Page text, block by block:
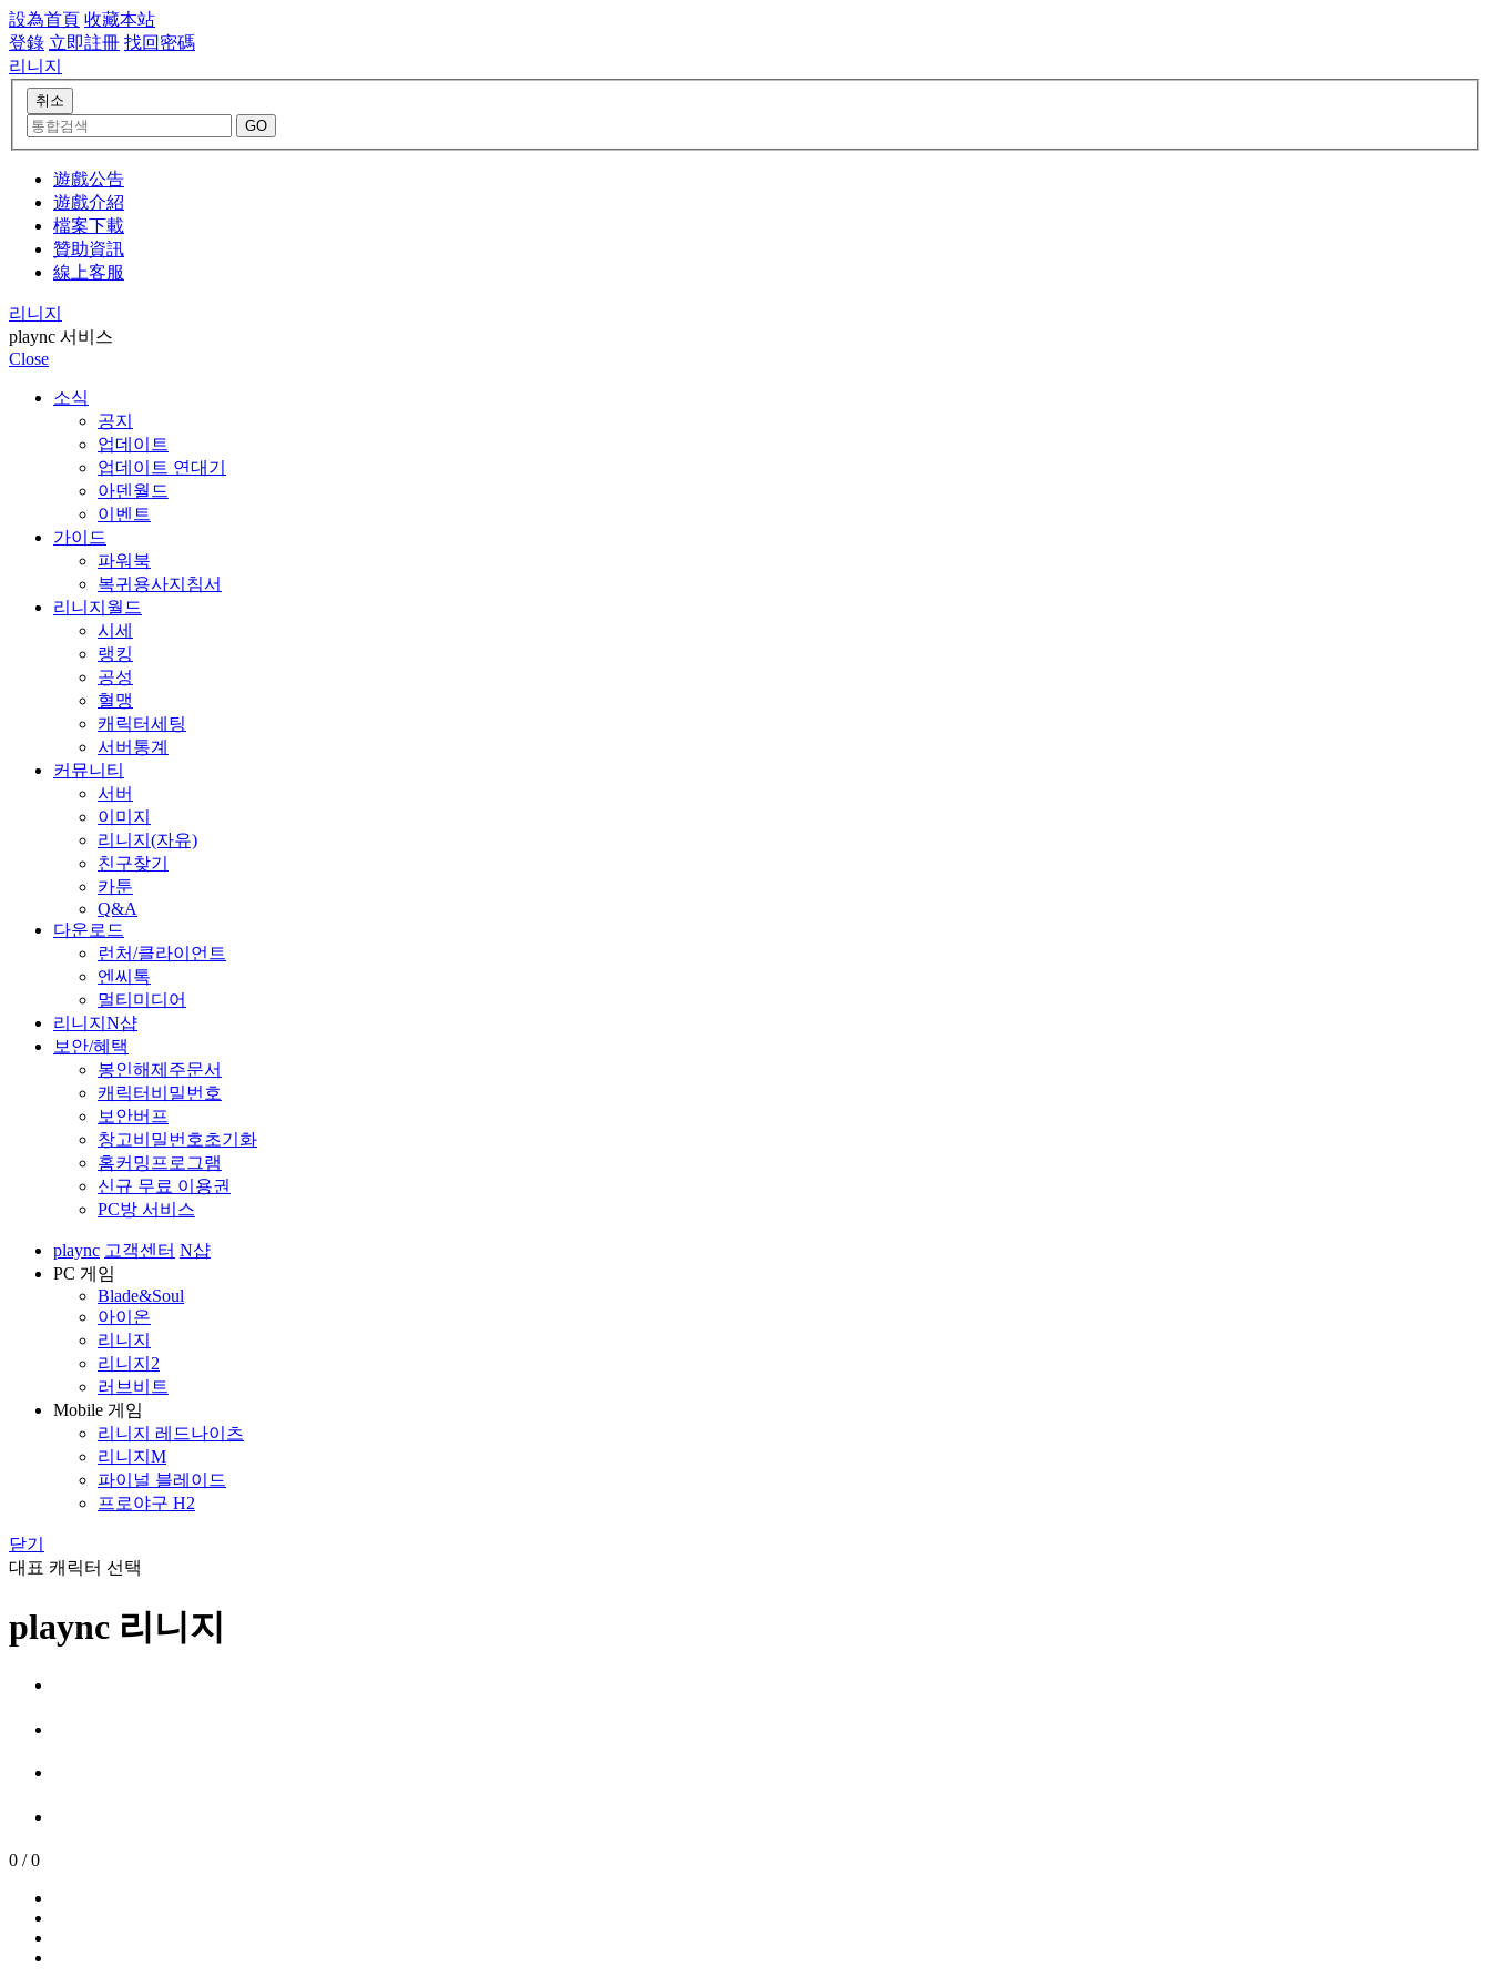
設為首頁 收藏本站
登錄 立即註冊 找回密碼
리니지
遊戲公告
遊戲介紹
檔案下載
贊助資訊
線上客服
리니지
plaync 서비스
Close
소식
공지
업데이트
업데이트 연대기
아덴월드
이벤트
가이드
파워북
복귀용사지침서
리니지월드
시세
랭킹
공성
혈맹
캐릭터세팅
서버통계
커뮤니티
서버
이미지
리니지(자유)
친구찾기
카툰
Q&A
다운로드
런처/클라이언트
엔씨톡
멀티미디어
리니지N샵
보안/혜택
봉인해제주문서
캐릭터비밀번호
보안버프
창고비밀번호초기화
홈커밍프로그램
신규 무료 이용권
PC방 서비스
plaync 고객센터 N샵
PC 게임
Blade&Soul
아이온
리니지
리니지2
러브비트
Mobile 게임
리니지 레드나이츠
리니지M
파이널 블레이드
프로야구 H2
닫기
대표 캐릭터 선택
plaync 리니지
0 / 0